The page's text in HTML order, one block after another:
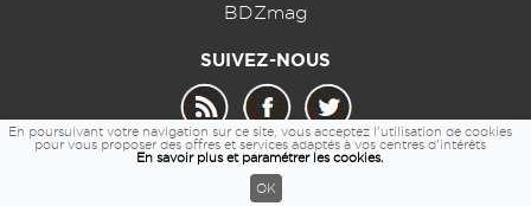
BDZmag
SUIVEZ-NOUS
© 2026 - 7detable.com
En poursuivant votre navigation sur ce site, vous acceptez l'utilisation de cookies
pour vous proposer des offres et services adaptés à vos centres d'intérêts
En savoir plus et paramétrer les cookies.
OK